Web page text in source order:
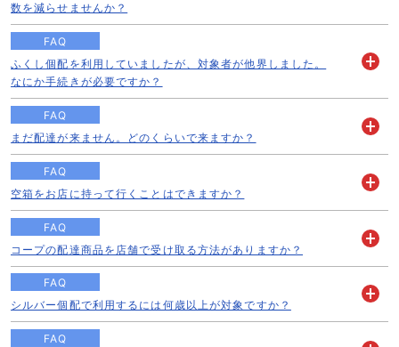
数を減らせませんか？
く
FAQ
ふくし個配を利用していましたが、対象者が他界しました。
なにか手続きが必要ですか？
く
FAQ
まだ配達が来ません。どのくらいで来ますか？
FAQ
空箱をお店に持って行くことはできますか？
FAQ
コープの配達商品を店舗で受け取る方法がありますか？
FAQ
シルバー個配で利用するには何歳以上が対象ですか？
FAQ